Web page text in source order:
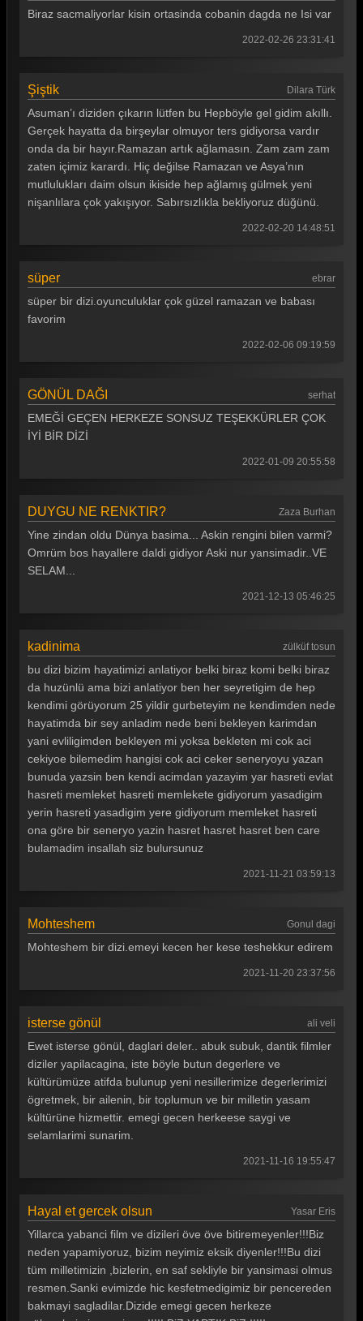
Biraz sacmaliyorlar kisin ortasinda cobanin dagda ne Isi var
2022-02-26 23:31:41
Şiştik Dilara Türk
Asuman’ı diziden çıkarın lütfen bu Hepböyle gel gidim akıllı.
Gerçek hayatta da birşeylar olmuyor ters gidiyorsa vardır
onda da bir hayır.Ramazan artık ağlamasın. Zam zam zam
zaten içimiz karardı. Hiç değilse Ramazan ve Asya’nın
mutlulukları daim olsun ikiside hep ağlamış gülmek yeni
nişanlılara çok yakışıyor. Sabırsızlıkla bekliyoruz düğünü.
2022-02-20 14:48:51
süper ebrar
süper bir dizi.oyunculuklar çok güzel ramazan ve babası
favorim
2022-02-06 09:19:59
GÖNÜL DAĞI serhat
EMEĞİ GEÇEN HERKEZE SONSUZ TEŞEKKÜRLER ÇOK
İYİ BİR DİZİ
2022-01-09 20:55:58
DUYGU NE RENKTIR? Zaza Burhan
Yine zindan oldu Dünya basima... Askin rengini bilen varmi?
Omrüm bos hayallere daldi gidiyor Aski nur yansimadir..VE
SELAM...
2021-12-13 05:46:25
kadinima zülküf tosun
bu dizi bizim hayatimizi anlatiyor belki biraz komi belki biraz
da huzünlü ama bizi anlatiyor ben her seyretigim de hep
kendimi görüyorum 25 yildir gurbeteyim ne kendimden nede
hayatimda bir sey anladim nede beni bekleyen karimdan
yani evliligimden bekleyen mi yoksa bekleten mi cok aci
cekiyoe bilemedim hangisi cok aci ceker seneryoyu yazan
bunuda yazsin ben kendi acimdan yazayim yar hasreti evlat
hasreti memleket hasreti memlekete gidiyorum yasadigim
yerin hasreti yasadigim yere gidiyorum memleket hasreti
ona göre bir seneryo yazin hasret hasret hasret ben care
bulamadim insallah siz bulursunuz
2021-11-21 03:59:13
Mohteshem Gonul dagi
Mohteshem bir dizi.emeyi kecen her kese teshekkur edirem
2021-11-20 23:37:56
isterse gönül ali veli
Ewet isterse gönül, daglari deler.. abuk subuk, dantik filmler
diziler yapilacagina, iste böyle butun degerlere ve
kültürümüze atifda bulunup yeni nesillerimize degerlerimizi
ögretmek, bir ailenin, bir toplumun ve bir milletin yasam
kültürüne hizmettir. emegi gecen herkeese saygi ve
selamlarimi sunarim.
2021-11-16 19:55:47
Hayal et gercek olsun Yasar Eris
Yillarca yabanci film ve dizileri öve öve bitiremeyenler!!!Biz
neden yapamiyoruz, bizim neyimiz eksik diyenler!!!Bu dizi
tüm milletimizin ,bizlerin, en saf sekliyle bir yansimasi olmus
resmen.Sanki evimizde hic kesfetmedigimiz bir pencereden
bakmayi sagladilar.Dizide emegi gecen herkeze